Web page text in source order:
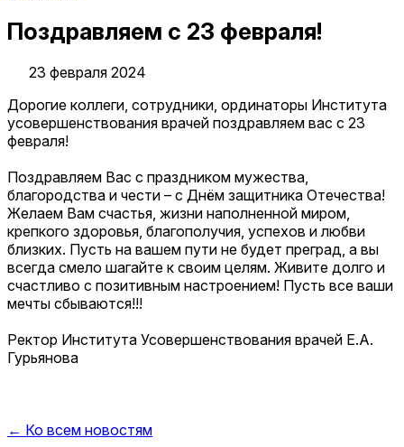
Поздравляем с 23 февраля!
23 февраля 2024
Дорогие коллеги, сотрудники, ординаторы Института
усовершенствования врачей поздравляем вас с 23
февраля!
Поздравляем Вас с праздником мужества,
благородства и чести – с Днём защитника Отечества!
Желаем Вам счастья, жизни наполненной миром,
крепкого здоровья, благополучия, успехов и любви
близких. Пусть на вашем пути не будет преград, а вы
всегда смело шагайте к своим целям. Живите долго и
счастливо с позитивным настроением! Пусть все ваши
мечты сбываются!!!
Ректор Института Усовершенствования врачей Е.А.
Гурьянова
← Ко всем новостям